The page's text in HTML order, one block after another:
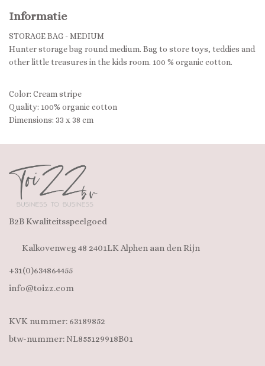
Informatie
STORAGE BAG - MEDIUM
Hunter storage bag round medium. Bag to store toys, teddies and
other little treasures in the kids room. 100 % organic cotton.
Color: Cream stripe
Quality: 100% organic cotton
Dimensions: 33 x 38 cm
B2B Kwaliteitsspeelgoed
Kalkovenweg 48 2401LK Alphen aan den Rijn
+31(0)634864455
info@toizz.com
KVK nummer: 63189852
btw-nummer: NL855129918B01